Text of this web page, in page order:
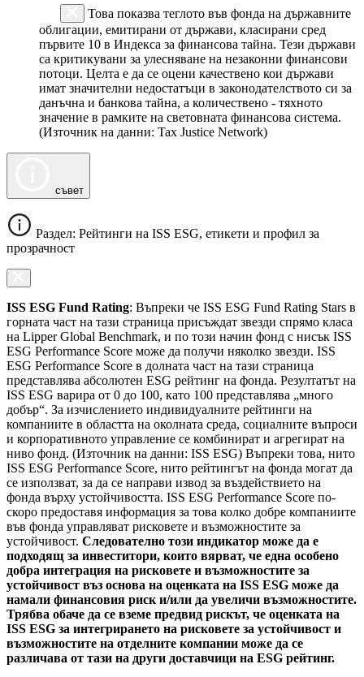
Това показва теглото във фонда на държавните
облигации, емитирани от държави, класирани сред
първите 10 в Индекса за финансова тайна. Тези държави
са критикувани за улесняване на незаконни финансови
потоци. Целта е да се оцени качествено кои държави
имат значителни недостатъци в законодателството си за
данъчна и банкова тайна, а количествено - тяхното
значение в рамките на световната финансова система.
(Източник на данни: Tax Justice Network)
съвет
Раздел: Рейтинги на ISS ESG, етикети и профил за
прозрачност
ISS ESG Fund Rating: Въпреки че ISS ESG Fund Rating Stars в
горната част на тази страница присъждат звезди спрямо класа
на Lipper Global Benchmark, и по този начин фонд с нисък ISS
ESG Performance Score може да получи няколко звезди. ISS
ESG Performance Score в долната част на тази страница
представлява абсолютен ESG рейтинг на фонда. Резултатът на
ISS ESG варира от 0 до 100, като 100 представлява „много
добър“. За изчислението индивидуалните рейтинги на
компаниите в областта на околната среда, социалните въпроси
и корпоративното управление се комбинират и агрегират на
ниво фонд. (Източник на данни: ISS ESG) Въпреки това, нито
ISS ESG Performance Score, нито рейтингът на фонда могат да
се използват, за да се направи извод за въздействието на
фонда върху устойчивостта. ISS ESG Performance Score по-
скоро предоставя информация за това колко добре компаниите
във фонда управляват рисковете и възможностите за
устойчивост. Следователно този индикатор може да е
подходящ за инвеститори, които вярват, че една особено
добра интеграция на рисковете и възможностите за
устойчивост въз основа на оценката на ISS ESG може да
намали финансовия риск и/или да увеличи възможностите.
Трябва обаче да се вземе предвид рискът, че оценката на
ISS ESG за интегрирането на рисковете за устойчивост и
възможностите на отделните компании може да се
различава от тази на други доставчици на ESG рейтинг.